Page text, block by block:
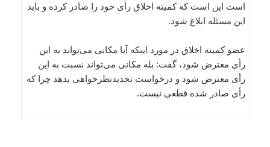
است این است که کمیته اخلاق رأی خود را صادر کرده و باید
این مسئله ابلاغ شود.
عضو کمیته اخلاق در مورد اینکه آیا مکانی می‌تواند به این
رأی معترض شود، گفت: بله مکانی می‌تواند نسبت به این
رأی معترض شود و درخواست تجدیدنظرخواهی بدهد چرا که
رأی صادر شده قطعی نیست.